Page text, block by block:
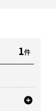
1件